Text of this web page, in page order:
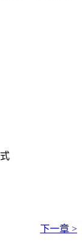
下一章 >